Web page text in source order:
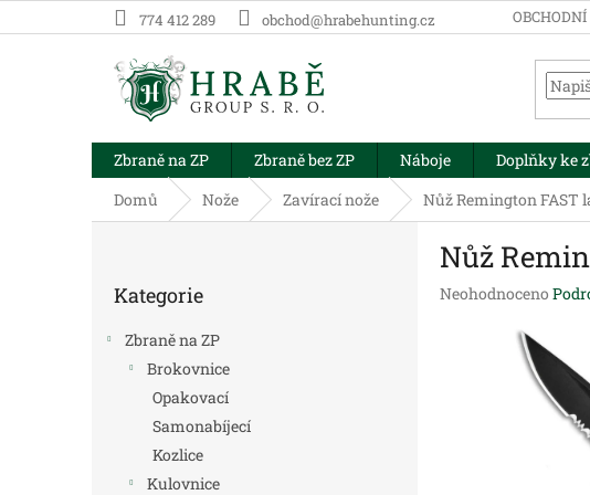
na
774 412 289 obchod@hrabehunting.cz
Zbraně na ZP Zbraně bez ZP Náboje Doplňky ke
Domů
Nože Zavírací nože Nůž Remington FAST
kategorie
Kategorie
Zbraně na ZP
Brokovnice
Opakovací
Samonabíjecí
Kozlice
Kulovnice
Nůž
Průměrné
Neohodnoceno